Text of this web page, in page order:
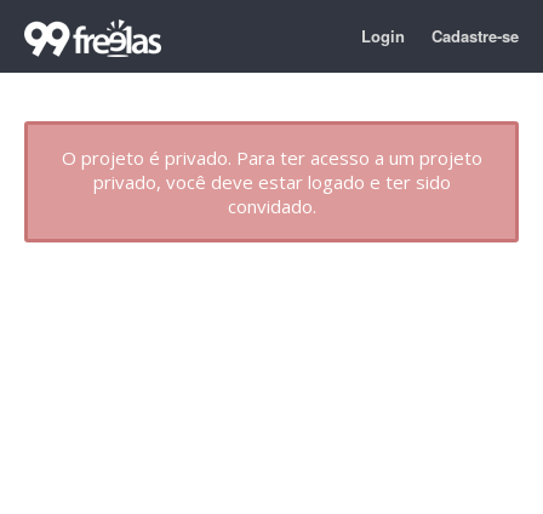
Login Cadastre-se
O projeto é privado. Para ter acesso a um projeto
privado, você deve estar logado e ter sido
convidado.